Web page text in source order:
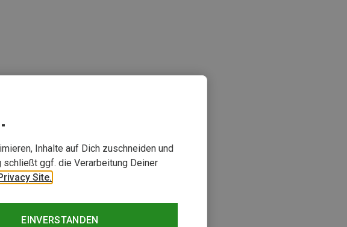
Inhalte auf Dich zuschneiden und
ggf. die Verarbeitung Deiner
Site.
EINVERSTANDEN